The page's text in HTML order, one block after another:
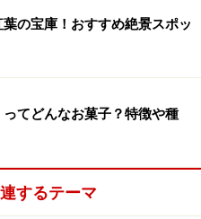
トで繊細な花柄に仕上がっ
6個入りのセットには、赤
色（もも）、黄色（レモ
、緑色（青うめ）、青色
に箱詰めされています。早
しばらくは宝石を鑑賞し
の宝庫！おすすめ絶景スポッ
ってどんなお菓子？特徴や種
するテーマ